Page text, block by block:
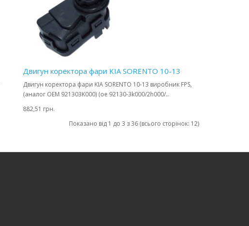
Двигун коректора фари KIA SORENTO 10-13
Двигун коректора фари KIA SORENTO 10-13 виробник FPS,
(аналог OEM 921303K000) (oe 92130-3k000/2h000/..
882,51 грн.
Показано від 1 до 3 з 36 (всього сторінок: 12)